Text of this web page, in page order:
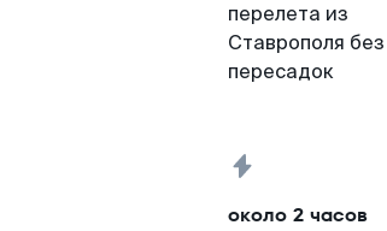
перелета из
Ставрополя без
пересадок
около 2 часов